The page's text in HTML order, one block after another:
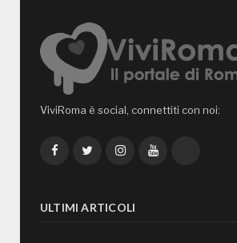
ViviRoma è social, connettiti con noi:
FacebookTwitterInstagramYouTube
ULTIMI ARTICOLI